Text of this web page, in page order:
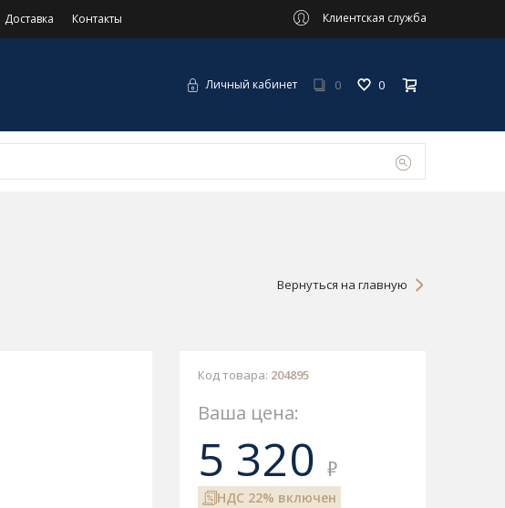
Доставка Контакты Клиентская служба
Личный кабинет 0 0
Вернуться на главную
Код товара: 204895
Ваша цена:
5 320 ₽
НДС 22% включен